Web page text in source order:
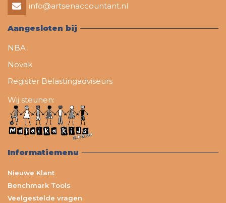
info@artsenaccountant.nl
Aangesloten bij
NBA
Novak
Register Belastingadviseurs
Wij steunen:
Informatiemenu
Nieuwe Klant
Benchmark Tools
Veelgestelde vragen